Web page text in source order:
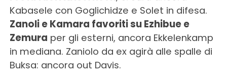
Kabasele con Goglichidze e Solet in difesa.
Zanoli e Kamara favoriti su Ezhibue e
Zemura per gli esterni, ancora Ekkelenkamp
in mediana. Zaniolo da ex agirà alle spalle di
Buksa: ancora out Davis.